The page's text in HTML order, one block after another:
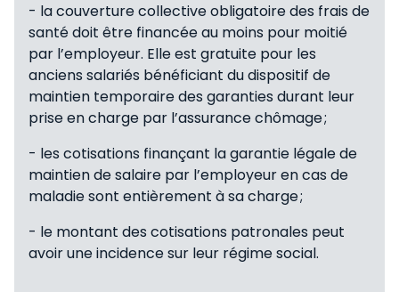
- la couverture collective obligatoire des frais de
santé doit être financée au moins pour moitié
par l’employeur. Elle est gratuite pour les
anciens salariés bénéficiant du dispositif de
maintien temporaire des garanties durant leur
prise en charge par l’assurance chômage ;
- les cotisations finançant la garantie légale de
maintien de salaire par l’employeur en cas de
maladie sont entièrement à sa charge ;
- le montant des cotisations patronales peut
avoir une incidence sur leur régime social.